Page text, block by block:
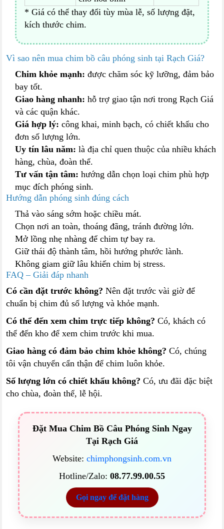
* Giá có thể thay đổi tùy mùa lễ, số lượng đặt,
kích thước chim.
Vì sao nên mua chim bồ câu phóng sinh tại Rạch Giá?
Chim khỏe mạnh: được chăm sóc kỹ lưỡng, đảm bảo
bay tốt.
Giao hàng nhanh: hỗ trợ giao tận nơi trong Rạch Giá
và các quận khác.
Giá hợp lý: công khai, minh bạch, có chiết khấu cho
đơn số lượng lớn.
Uy tín lâu năm: là địa chỉ quen thuộc của nhiều khách
hàng, chùa, đoàn thể.
Tư vấn tận tâm: hướng dẫn chọn loại chim phù hợp
mục đích phóng sinh.
Hướng dẫn phóng sinh đúng cách
Thả vào sáng sớm hoặc chiều mát.
Chọn nơi an toàn, thoáng đãng, tránh đường lớn.
Mở lồng nhẹ nhàng để chim tự bay ra.
Giữ thái độ thành tâm, hồi hướng phước lành.
Không giam giữ lâu khiến chim bị stress.
FAQ – Giải đáp nhanh
Có cần đặt trước không? Nên đặt trước vài giờ để
chuẩn bị chim đủ số lượng và khỏe mạnh.
Có thể đến xem chim trực tiếp không? Có, khách có
thể đến kho để xem chim trước khi mua.
Giao hàng có đảm bảo chim khỏe không? Có, chúng
tôi vận chuyển cẩn thận để chim luôn khỏe.
Số lượng lớn có chiết khấu không? Có, ưu đãi đặc biệt
cho chùa, đoàn thể, lễ hội.
Đặt Mua Chim Bồ Câu Phóng Sinh Ngay
Tại Rạch Giá
Website: chimphongsinh.com.vn
Hotline/Zalo: 08.77.99.00.55
Gọi ngay để đặt hàng